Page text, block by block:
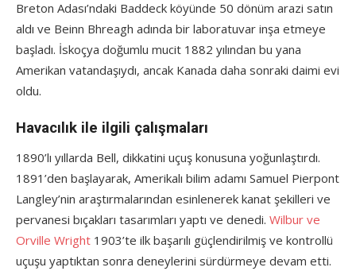
Breton Adası’ndaki Baddeck köyünde 50 dönüm arazi satın
aldı ve Beinn Bhreagh adında bir laboratuvar inşa etmeye
başladı. İskoçya doğumlu mucit 1882 yılından bu yana
Amerikan vatandaşıydı, ancak Kanada daha sonraki daimi evi
oldu.
Havacılık ile ilgili çalışmaları
1890’lı yıllarda Bell, dikkatini uçuş konusuna yoğunlaştırdı.
1891’den başlayarak, Amerikalı bilim adamı Samuel Pierpont
Langley’nin araştırmalarından esinlenerek kanat şekilleri ve
pervanesi bıçakları tasarımları yaptı ve denedi. Wilbur ve
Orville Wright 1903’te ilk başarılı güçlendirilmiş ve kontrollü
uçuşu yaptıktan sonra deneylerini sürdürmeye devam etti.